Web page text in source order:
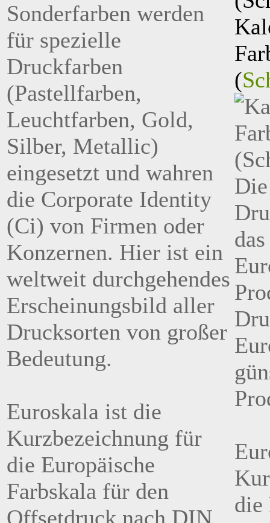
Sonderfarben werden
für spezielle
Druckfarben
(Pastellfarben,
Leuchtfarben, Gold,
Silber, Metallic)
eingesetzt und wahren
die Corporate Identity
(Ci) von Firmen oder
Konzernen. Hier ist ein
weltweit durchgehendes
Erscheinungsbild aller
Drucksorten von großer
Bedeutung.
Euroskala ist die
Kurzbezeichnung für
die Europäische
Farbskala für den
Offsetdruck nach DIN
(
die